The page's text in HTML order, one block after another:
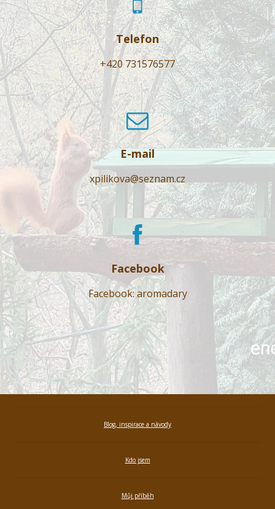
Telefon
+420 731576577
E-mail
xpilikova@seznam.cz
Facebook
Facebook: aromadary
Blog, inspirace a návody
Kdo jsem
Můj příběh